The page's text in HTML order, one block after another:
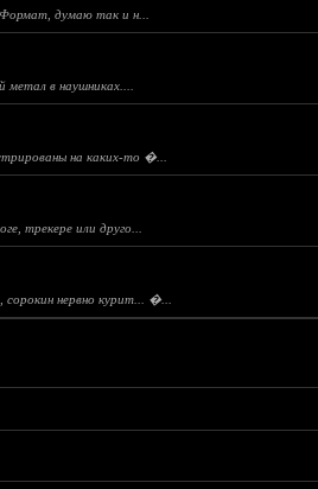
думаю так и н...
метал в наушниках....
на каких-то �...
трекере или друго...
нервно курит... �...